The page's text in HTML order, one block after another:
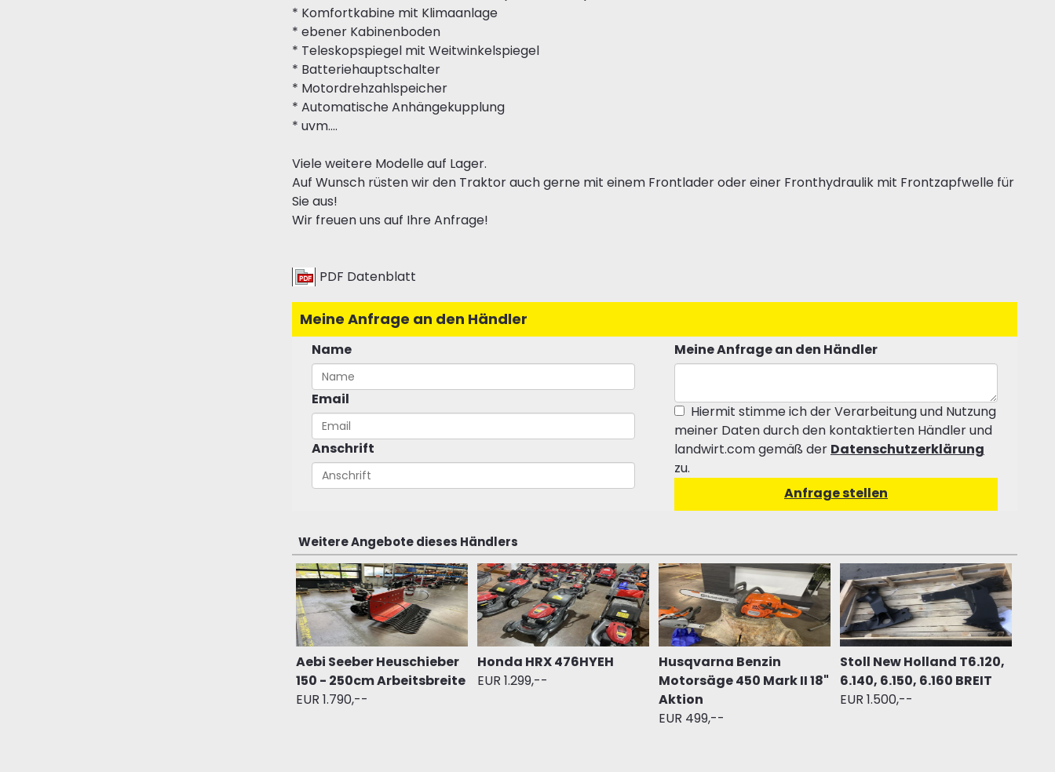
* Komfortkabine mit Klimaanlage
* ebener Kabinenboden
* Teleskopspiegel mit Weitwinkelspiegel
* Batteriehauptschalter
* Motordrehzahlspeicher
* Automatische Anhängekupplung
* uvm....
Viele weitere Modelle auf Lager.
Auf Wunsch rüsten wir den Traktor auch gerne mit einem Frontlader oder einer Fronthydraulik mit Frontzapfwelle für
Sie aus!
Wir freuen uns auf Ihre Anfrage!
PDF Datenblatt
Meine Anfrage an den Händler
Name
Email
Anschrift
Meine Anfrage an den Händler
Hiermit stimme ich der Verarbeitung und Nutzung
meiner Daten durch den kontaktierten Händler und
landwirt.com gemäß der Datenschutzerklärung
zu.
Weitere Angebote dieses Händlers
Aebi Seeber Heuschieber
150 - 250cm Arbeitsbreite
EUR 1.790,--
Honda HRX 476HYEH
EUR 1.299,--
Husqvarna Benzin
Motorsäge 450 Mark II 18"
Aktion
EUR 499,--
Stoll New Holland T6.120,
6.140, 6.150, 6.160 BREIT
EUR 1.500,--